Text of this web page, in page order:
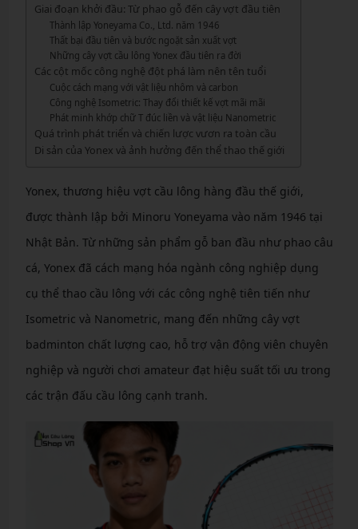
Giai đoạn khởi đầu: Từ phao gỗ đến cây vợt đầu tiên
Thành lập Yoneyama Co., Ltd. năm 1946
Thất bại đầu tiên và bước ngoặt sản xuất vợt
Những cây vợt cầu lông Yonex đầu tiên ra đời
Các cột mốc công nghệ đột phá làm nên tên tuổi
Cuộc cách mạng với vật liệu nhôm và carbon
Công nghệ Isometric: Thay đổi thiết kế vợt mãi mãi
Phát minh khớp chữ T đúc liền và vật liệu Nanometric
Quá trình phát triển và chiến lược vươn ra toàn cầu
Di sản của Yonex và ảnh hưởng đến thể thao thế giới
Yonex, thương hiệu vợt cầu lông hàng đầu thế giới,
được thành lập bởi Minoru Yoneyama vào năm 1946 tại
Nhật Bản. Từ những sản phẩm gỗ ban đầu như phao câu
cá, Yonex đã cách mạng hóa ngành công nghiệp dụng
cụ thể thao cầu lông với các công nghệ tiên tiến như
Isometric và Nanometric, mang đến những cây vợt
badminton chất lượng cao, hỗ trợ vận động viên chuyên
nghiệp và người chơi amateur đạt hiệu suất tối ưu trong
các trận đấu cầu lông cạnh tranh.